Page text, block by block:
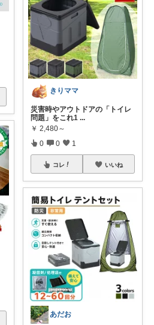
きりママ
災害時やアウトドアの「トイレ
問題」をこれ1 ...
￥ 2,480～
0 0 1
コレ いいね
あだお